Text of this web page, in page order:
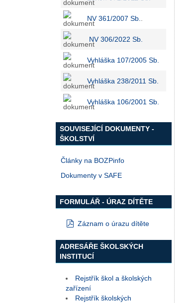
NV 361/2007 Sb.
NV 306/2022 Sb.
Vyhláška 107/2005 Sb.
Vyhláška 238/2011 Sb.
Vyhláška 106/2001 Sb.
SOUVISEJÍCÍ DOKUMENTY -
ŠKOLSTVÍ
Články na BOZPinfo
Dokumenty v SAFE
FORMULÁŘ - ÚRAZ DÍTĚTE
Záznam o úrazu dítěte
ADRESÁŘE ŠKOLSKÝCH
INSTITUCÍ
Rejstřík škol a školských
zařízení
Rejstřík školských